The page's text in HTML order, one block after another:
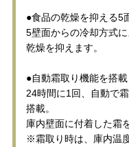
●食品の乾燥を抑える5
5壁面からの冷却方式
乾燥を抑えます。
●自動霜取り機能を搭載
24時間に1回、自動で
搭載。
庫内壁面に付着した霜
※霜取り時は、庫内温